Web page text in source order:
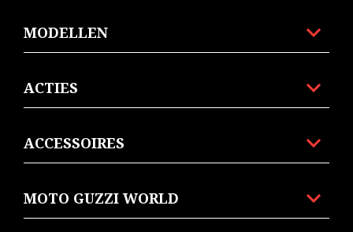
MODELLEN
ACTIES
ACCESSOIRES
MOTO GUZZI WORLD